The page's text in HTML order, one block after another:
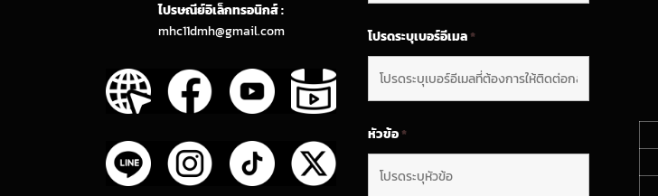
ไปรษณีย์อิเล็กทรอนิกส์ :
mhc11dmh@gmail.com
โปรดระบุเบอร์อีเมล*
หัวข้อ*